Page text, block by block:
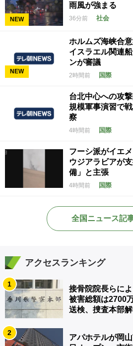
NEW
雨風が強まる
36分前 社会
NEW
ホルムズ海峡合
イスラエル関連
ンが審議
2時間前 国際
台北中心への攻
規模軍事演習で
察
4時間前 国際
フーシ派がイエ
ウジアラビアが
備」と主張
4時間前 国際
全国ニュース記
アクセスランキング
1
接骨院院長らに
被害総額は2700
送検、捜査本部
2
アパホテルが岡